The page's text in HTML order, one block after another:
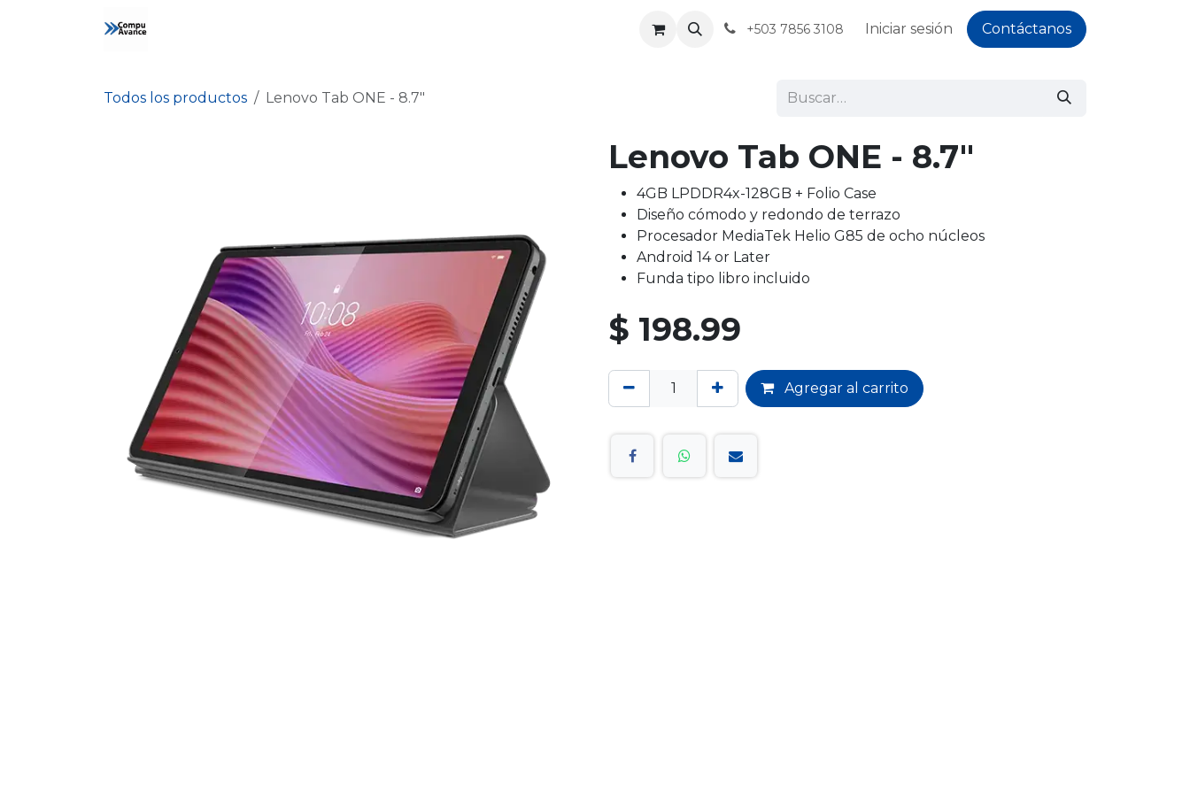
+503 7856 3108 Iniciar sesión Contáctanos
Todos los productos Lenovo Tab ONE - 8.7"
Lenovo Tab ONE - 8.7"
4GB LPDDR4x-128GB + Folio Case
Diseño cómodo y redondo de terrazo
Procesador MediaTek Helio G85 de ocho núcleos
Android 14 or Later
Funda tipo libro incluido
$ 198.99
Agregar al carrito